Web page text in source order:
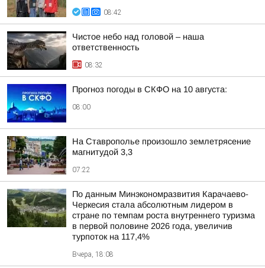
08:42
Чистое небо над головой – наша
ответственность
08:32
Прогноз погоды в СКФО на 10 августа:
08:00
На Ставрополье произошло землетрясение
магнитудой 3,3
07:22
По данным Минэкономразвития Карачаево-
Черкесия стала абсолютным лидером в
стране по темпам роста внутреннего туризма
в первой половине 2026 года, увеличив
турпоток на 117,4%
Вчера, 18:08